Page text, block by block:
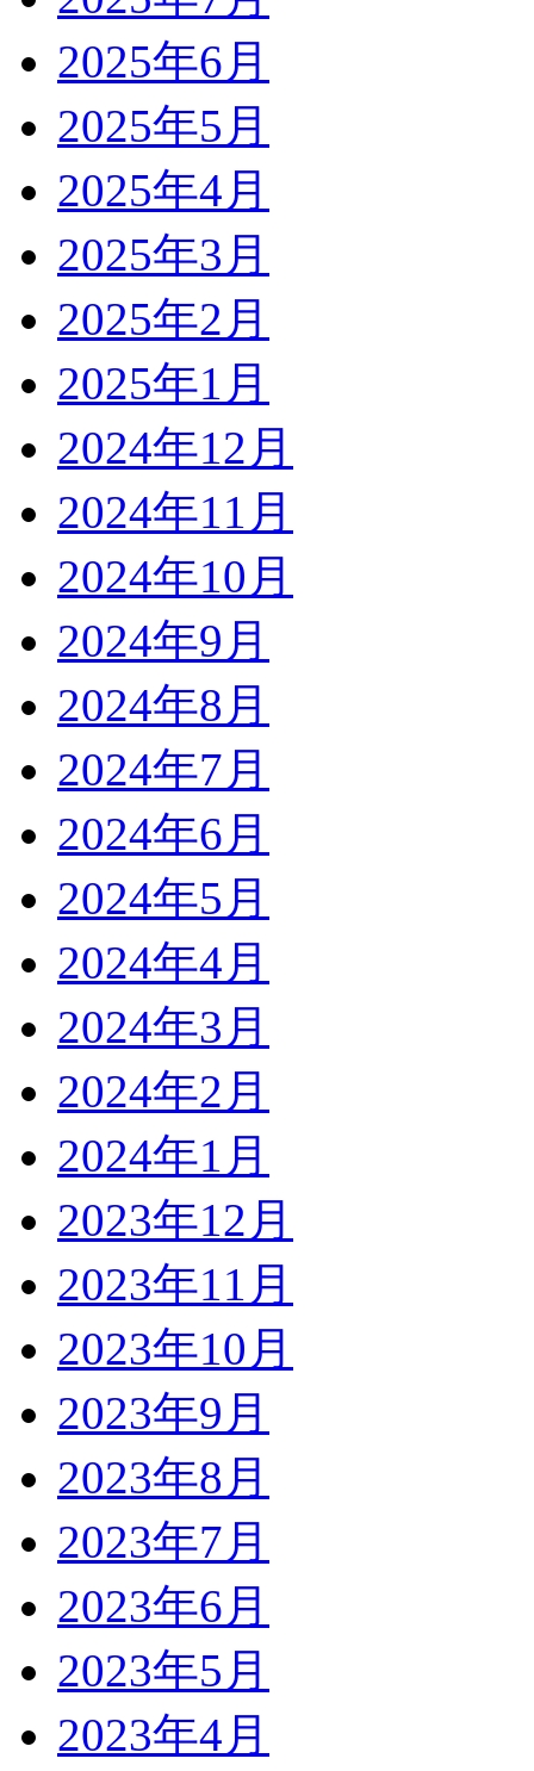
2025年6月
2025年5月
2025年4月
2025年3月
2025年2月
2025年1月
2024年12月
2024年11月
2024年10月
2024年9月
2024年8月
2024年7月
2024年6月
2024年5月
2024年4月
2024年3月
2024年2月
2024年1月
2023年12月
2023年11月
2023年10月
2023年9月
2023年8月
2023年7月
2023年6月
2023年5月
2023年4月